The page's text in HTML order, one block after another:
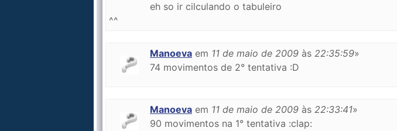
eh so ir cilculando o tabuleiro
^^
Manoeva em 11 de maio de 2009 às 22:35:59»
74 movimentos de 2° tentativa :D
Manoeva em 11 de maio de 2009 às 22:33:41»
90 movimentos na 1° tentativa :clap: